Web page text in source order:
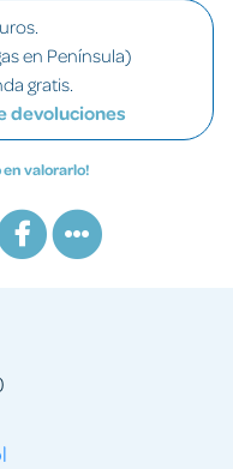
en Península)
gratis.
devoluciones
en valorarlo!